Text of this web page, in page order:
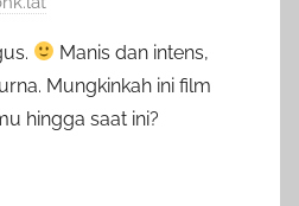
Manis dan intens,
Mungkinkah ini film
hingga saat ini?